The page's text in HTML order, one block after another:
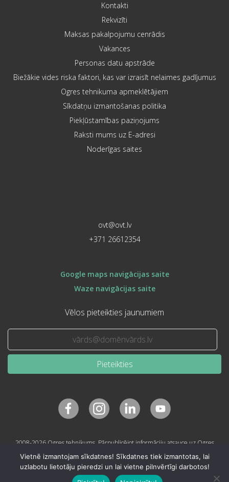
Kontakti
Rekvizīti
Maksas pakalpojumu cenrādis
Vakances
Personas datu apstrāde
Biežākie vides riska faktori, kas var izraisīt nelaimes gadījumus
Ogres tehnikuma apmeklētājiem
Sīkdatņu izmantošanas politika
Piekļūstamības paziņojums
Raksti mums uz E-adresi
Noderīgas saites
ovt@ovt.lv
+371 26612354
Google maps navigācijas saite
Waze navigācijas saite
Vēlos pieteikties jaunumiem
Pieteikties
2008-2026 Ogres tehnikums. Pārpublicējot informāciju atsauce uz Ogres
Vietnē izmantojam sīkdatnes! Sīkdatnes tiek izmantotas, lai
uzlabotu lietotāju pieredzi un lai vietne pilnvērtīgi darbotos!